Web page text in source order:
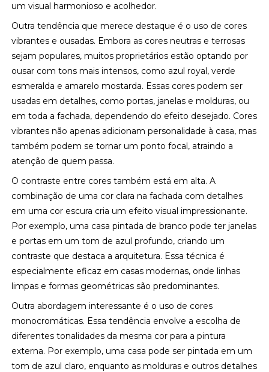
um visual harmonioso e acolhedor.
Outra tendência que merece destaque é o uso de cores
vibrantes e ousadas. Embora as cores neutras e terrosas
sejam populares, muitos proprietários estão optando por
ousar com tons mais intensos, como azul royal, verde
esmeralda e amarelo mostarda. Essas cores podem ser
usadas em detalhes, como portas, janelas e molduras, ou
em toda a fachada, dependendo do efeito desejado. Cores
vibrantes não apenas adicionam personalidade à casa, mas
também podem se tornar um ponto focal, atraindo a
atenção de quem passa.
O contraste entre cores também está em alta. A
combinação de uma cor clara na fachada com detalhes
em uma cor escura cria um efeito visual impressionante.
Por exemplo, uma casa pintada de branco pode ter janelas
e portas em um tom de azul profundo, criando um
contraste que destaca a arquitetura. Essa técnica é
especialmente eficaz em casas modernas, onde linhas
limpas e formas geométricas são predominantes.
Outra abordagem interessante é o uso de cores
monocromáticas. Essa tendência envolve a escolha de
diferentes tonalidades da mesma cor para a pintura
externa. Por exemplo, uma casa pode ser pintada em um
tom de azul claro, enquanto as molduras e outros detalhes